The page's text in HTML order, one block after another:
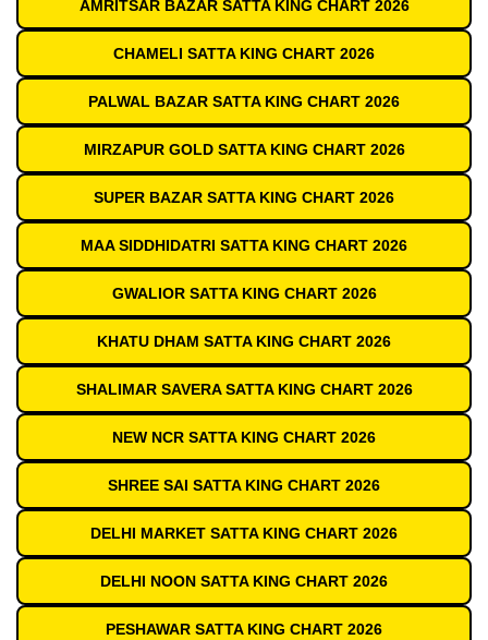
AMRITSAR BAZAR SATTA KING CHART 2026
CHAMELI SATTA KING CHART 2026
PALWAL BAZAR SATTA KING CHART 2026
MIRZAPUR GOLD SATTA KING CHART 2026
SUPER BAZAR SATTA KING CHART 2026
MAA SIDDHIDATRI SATTA KING CHART 2026
GWALIOR SATTA KING CHART 2026
KHATU DHAM SATTA KING CHART 2026
SHALIMAR SAVERA SATTA KING CHART 2026
NEW NCR SATTA KING CHART 2026
SHREE SAI SATTA KING CHART 2026
DELHI MARKET SATTA KING CHART 2026
DELHI NOON SATTA KING CHART 2026
PESHAWAR SATTA KING CHART 2026